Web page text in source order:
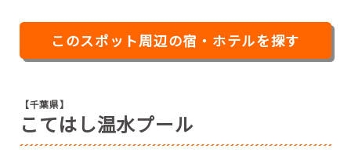
このスポット周辺の宿・ホテルを探す
【千葉県】
こてはし温水プール